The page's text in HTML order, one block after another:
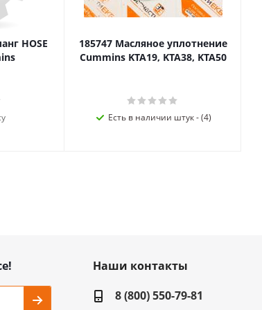
HOSE
185747 Масляное уплотнение
Cummins KTA19, KTA38, KTA50
Есть в наличии штук - (4)
Наши контакты
8 (800) 550-79-81